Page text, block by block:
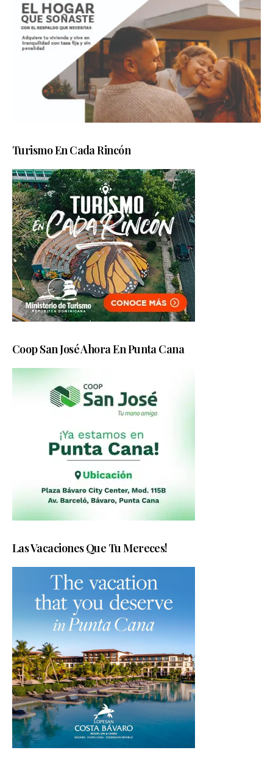
Turismo En Cada Rincón
Coop San José Ahora En Punta Cana
Las Vacaciones Que Tu Mereces!